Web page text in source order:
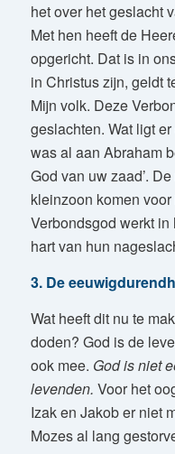
het over het geslacht
Met hen heeft de
opgericht. Dat is in
in Christus zijn, geldt
Mijn volk. Deze
geslachten. Wat ligt
was al aan Abraham
God van uw zaad’.
kleinzoon komen
Verbondsgod werkt
hart van hun
3. De
Wat heeft dit nu te
doden? God is de
ook mee. God is niet
levenden. Voor het
Izak en Jakob er niet
Mozes al lang